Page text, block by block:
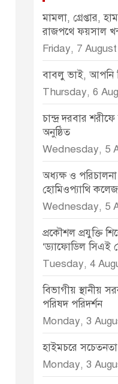
মামলা, গ্রেপ্তার,
রাজপথে ফয়সাল
Friday, 7
বাবলু ভাই, আপনি
Thursday, 6
চান্দ্র দরবার
অনুষ্ঠিত
Wednesday, 5
অধ্যক্ষ ও
হোমিওপ্যাথি কলেজ
Wednesday, 5
প্রকৌশল প্রযুক্তি
‘ড্যাফোডিল সিএই
Tuesday, 4
বিভাগীয় স্থানীয়
পরিষদ পরিদর্শন
Monday, 3
হাইমচরে
Monday, 3